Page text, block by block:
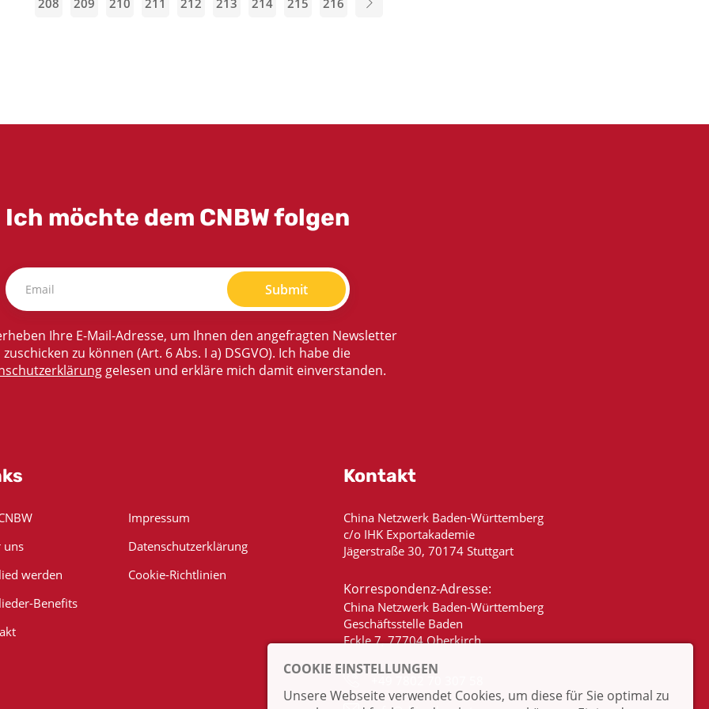
208 209 210 211 212 213 214 215 216
Ich möchte dem CNBW folgen
Submit
Ihre E-Mail-Adresse, um Ihnen den angefragten Newsletter
zuschicken zu können (Art. 6 Abs. I a) DSGVO). Ich habe die
gelesen und erkläre mich damit einverstanden.
uns
werden
Benefits
Impressum
Datenschutzerklärung
Cookie-Richtlinien
Kontakt
China Netzwerk Baden-Württemberg
c/o IHK Exportakademie
Jägerstraße 30, 70174 Stuttgart
Korrespondenz-Adresse:
China Netzwerk Baden-Württemberg
Geschäftsstelle Baden
Eckle 7, 77704 Oberkirch
COOKIE EINSTELLUNGEN
Unsere Webseite verwendet Cookies, um diese für Sie optimal zu